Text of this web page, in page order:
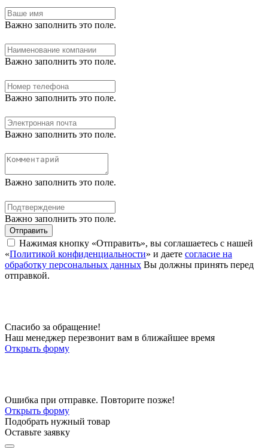
Важно заполнить это поле.
Важно заполнить это поле.
Важно заполнить это поле.
Важно заполнить это поле.
Важно заполнить это поле.
Важно заполнить это поле.
Отправить
Нажимая кнопку «Отправить», вы соглашаетесь с нашей
«Политикой конфиденциальности» и даете согласие на
обработку персональных данных Вы должны принять перед
отправкой.
Спасибо за обращение!
Наш менеджер перезвонит вам в ближайшее время
Открыть форму
Ошибка при отправке. Повторите позже!
Открыть форму
Подобрать нужный товар
Оставьте заявку